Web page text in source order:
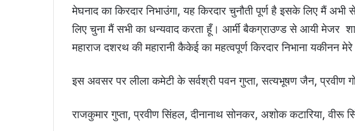
मेघनाद का किरदार निभाउंगा, यह किरदार चुनौती पूर्ण है इसके लिए मैं
लिए चुना मैं सभी का धन्यवाद करता हूँ। आर्मी बैकग्राउण्ड से आयी मेजर
महाराज दशरथ की महारानी कैकेई का महत्वपूर्ण किरदार निभाना यकीनन
इस अवसर पर लीला कमेटी के सर्वश्री पवन गुप्ता, सत्यभूषण जैन, प्रवीण
राजकुमार गुप्ता, प्रवीण सिंहल, दीनानाथ सोनकर, अशोक कटारिया, वीरू